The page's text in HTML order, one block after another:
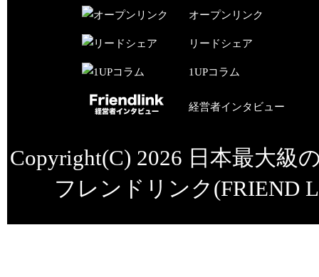
オープンリンク
リードシェア
1UPコラム
経営者インタビュー
Copyright(C) 2026 日本最大級
フレンドリンク(FRIEND